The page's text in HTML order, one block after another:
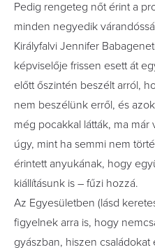
Pedig rengeteg nőt érint a
minden negyedik
Királyfalvi Jennifer
képviselője frissen esett át
előtt őszintén beszélt arról,
nem beszélünk erről, és
még pocakkal látták, ma
úgy, mint ha semmi nem
érintett anyukának, hogy
kiállításunk is – fűzi hozzá.
Az Egyesületben (lásd
figyelnek arra is, hogy
gyászban, hiszen családokat